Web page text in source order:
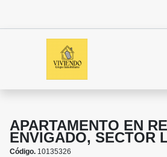
APARTAMENTO EN
ENVIGADO, SECTOR
Código. 10135326